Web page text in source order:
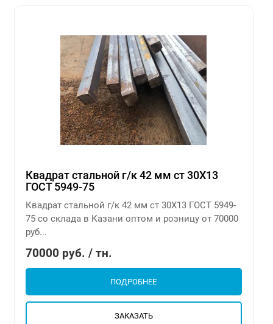
Квадрат стальной г/к 42 мм ст 30Х13
ГОСТ 5949-75
Квадрат стальной г/к 42 мм ст 30Х13 ГОСТ 5949-
75 со склада в Казани оптом и розницу от 70000
руб...
70000 руб. / тн.
ПОДРОБНЕЕ
ЗАКАЗАТЬ